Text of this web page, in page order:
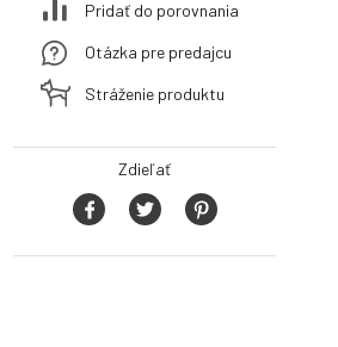
Pridať do porovnania
Otázka pre predajcu
Stráženie produktu
Zdieľať